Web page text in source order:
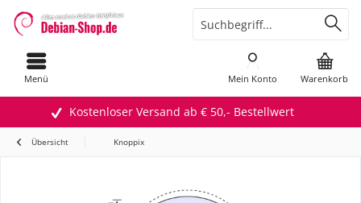
Kostenloser Versand ab € 50,- Bestellwert
Menü Warenkorb
Mein Konto
Übersicht Knoppix